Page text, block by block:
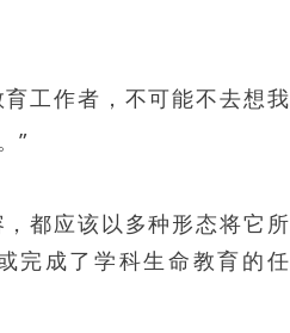
工作者，不可能不去想我
”
都应该以多种形态将它所
完成了学科生命教育的任